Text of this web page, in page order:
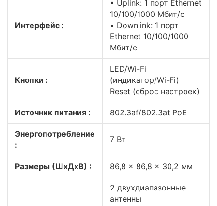
Интерфейс :
• Uplink: 1 порт Ethernet
10/100/1000 Мбит/с
• Downlink: 1 порт
Ethernet 10/100/1000
Мбит/с
Кнопки :
LED/Wi-Fi
(индикатор/Wi-Fi)
Reset (сброс настроек)
Источник питания : 802.3af/802.3at PoE
Энергопотребление
:
7 Вт
Размеры (ШхДхВ) : 86,8 × 86,8 × 30,2 мм
2 двухдиапазонные
антенны